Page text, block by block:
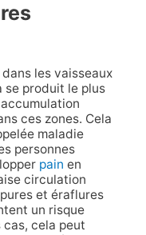
les vaisseaux
se produit le plus
ces zones. Cela
maladie
personnes
pain en
circulation
et éraflures
un risque
cela peut